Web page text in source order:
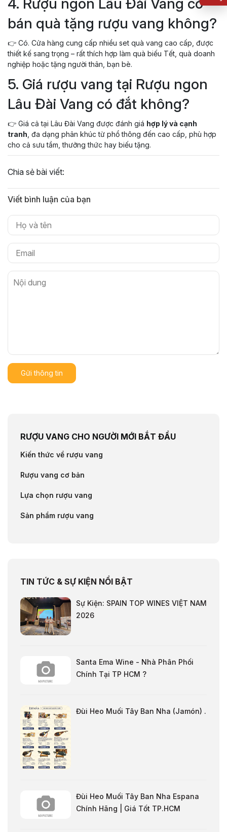
4. Rượu ngon Lâu Đài Vang có
bán quà tặng rượu vang không?
👉 Có. Cửa hàng cung cấp nhiều set quà vang cao cấp, được
thiết kế sang trọng – rất thích hợp làm quà biếu Tết, quà doanh
nghiệp hoặc tặng người thân, bạn bè.
5. Giá rượu vang tại Rượu ngon
Lâu Đài Vang có đắt không?
👉 Giá cả tại Lâu Đài Vang được đánh giá hợp lý và cạnh
tranh , đa dạng phân khúc từ phổ thông đến cao cấp, phù hợp
cho cả sưu tầm, thưởng thức hay biếu tặng.
Chia sẻ bài viết:
Viết bình luận của bạn
Gửi thông tin
RƯỢU VANG CHO NGƯỜI MỚI BẮT ĐẦU
Kiến thức về rượu vang
Rượu vang cơ bản
Lựa chọn rượu vang
Sản phẩm rượu vang
TIN TỨC & SỰ KIỆN NỔI BẬT
Sự Kiện: SPAIN TOP WINES VIỆT NAM
2026
Santa Ema Wine - Nhà Phân Phối
Chính Tại TP HCM ?
Đùi Heo Muối Tây Ban Nha (Jamón) .
Đùi Heo Muối Tây Ban Nha Espana
Chính Hãng | Giá Tốt TP.HCM